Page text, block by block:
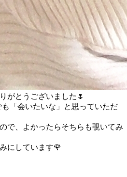
がとうございました🌷
「会いたいな」と思っていただ
で、よかったらそちらも覗いてみ
にしています🌹